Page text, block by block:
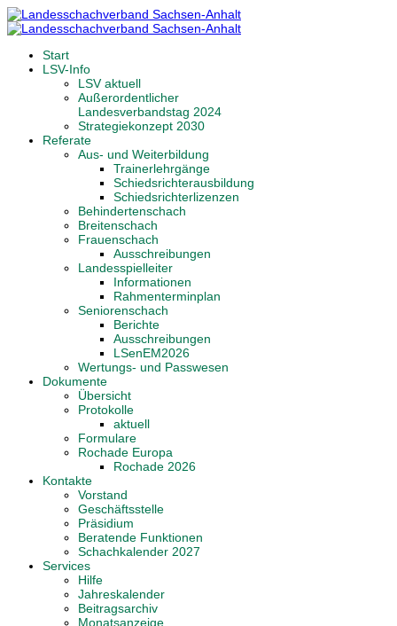
Start
LSV-Info
LSV aktuell
Außerordentlicher
Landesverbandstag 2024
Strategiekonzept 2030
Referate
Aus- und Weiterbildung
Trainerlehrgänge
Schiedsrichterausbildung
Schiedsrichterlizenzen
Behindertenschach
Breitenschach
Frauenschach
Ausschreibungen
Landesspielleiter
Informationen
Rahmenterminplan
Seniorenschach
Berichte
Ausschreibungen
LSenEM2026
Wertungs- und Passwesen
Dokumente
Übersicht
Protokolle
aktuell
Formulare
Rochade Europa
Rochade 2026
Kontakte
Vorstand
Geschäftsstelle
Präsidium
Beratende Funktionen
Schachkalender 2027
Services
Hilfe
Jahreskalender
Beitragsarchiv
Monatsanzeige